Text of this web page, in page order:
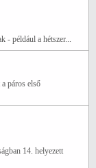
- például a hétszer...
páros első
14. helyezett